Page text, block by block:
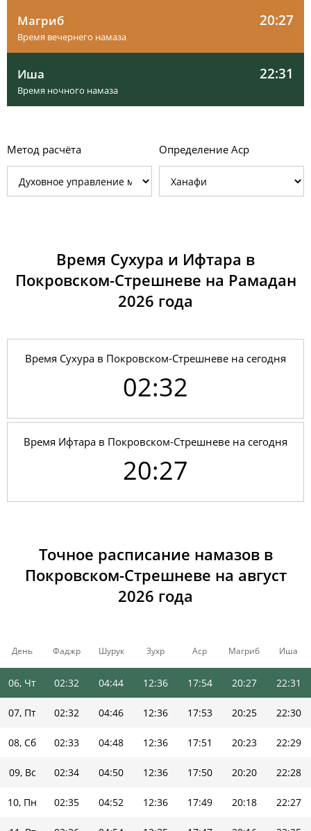
Магриб 20:27
Время вечернего намаза
Иша 22:31
Время ночного намаза
Метод расчёта Определение Аср
Время Сухура и Ифтара в
Покровском-Стрешневе на Рамадан
2026 годa
Время Сухура в Покровском-Стрешневе на сегодня
02:32
Время Ифтара в Покровском-Стрешневе на сегодня
20:27
Точное расписание намазов в
Покровском-Стрешневе на август
2026 года
День Фаджр Шурук Зухр Аср Магриб Иша
02:28 04:37 12:36 17:59 20:35
04:39 12:36 17:58
05, Ср 02:31 04:42 12:36 17:55 20:29 22:32
06, Чт 02:32 04:44 12:36 17:54 20:27 22:31
07, Пт 02:32 04:46 12:36 17:53 20:25 22:30
08, Сб 02:33 04:48 12:36 17:51 20:23 22:29
09, Вс 02:34 04:50 12:36 17:50 20:20 22:28
10, Пн 02:35 04:52 12:36 17:49 20:18 22:27